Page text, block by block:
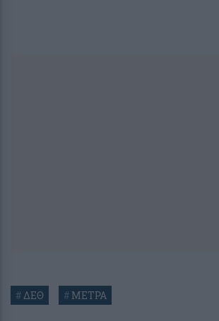
# ΔΕΘ # ΜΕΤΡΑ